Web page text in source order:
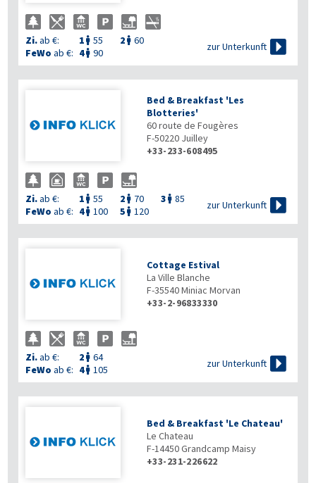
Zi.ab €: 1  55 2  60
FeWo ab €: 4 90
zur Unterkunft 
Bed & Breakfast 'Les
Blotteries'
60 route de Fougères
F-50220 Juilley
+33-233-608495
Zi.ab €: 1  55 2  70 3  85
FeWo ab €: 4 100 5  120
zur Unterkunft 
Cottage Estival
La Ville Blanche
F-35540Miniac Morvan
+33-2-96833330
Zi.ab €: 2  64
FeWo ab €: 4 105
zur Unterkunft 
Bed & Breakfast 'Le Chateau'
Le Chateau
F-14450Grandcamp Maisy
+33-231-226622